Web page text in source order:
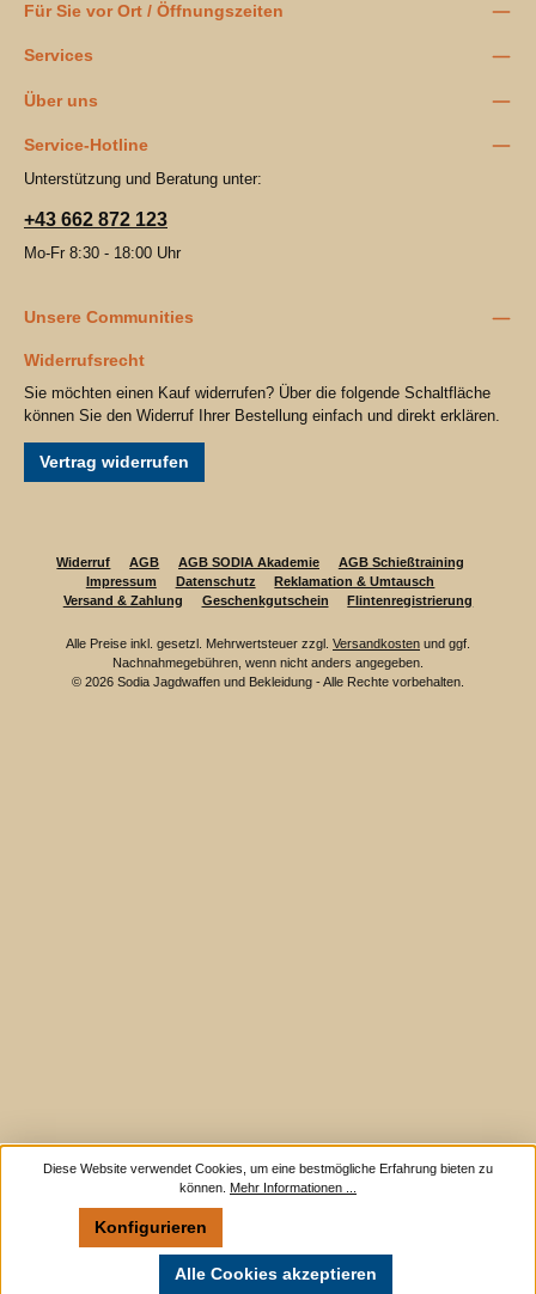
Für Sie vor Ort / Öffnungszeiten
Services
Über uns
Service-Hotline
Unterstützung und Beratung unter:
+43 662 872 123
Mo-Fr 8:30 - 18:00 Uhr
Unsere Communities
Widerrufsrecht
Sie möchten einen Kauf widerrufen? Über die folgende Schaltfläche
können Sie den Widerruf Ihrer Bestellung einfach und direkt erklären.
Vertrag widerrufen
Widerruf AGB AGB SODIA Akademie
AGB Schießtraining
Impressum
Datenschutz
Reklamation & Umtausch
Versand & Zahlung
Geschenkgutschein Flintenregistrierung
Alle Preise inkl. gesetzl. Mehrwertsteuer zzgl. Versandkosten und ggf.
Nachnahmegebühren, wenn nicht anders angegeben.
© 2026 Sodia Jagdwaffen und Bekleidung - Alle Rechte vorbehalten.
Diese Website verwendet Cookies, um eine bestmögliche Erfahrung bieten zu
können. Mehr Informationen ...
Konfigurieren
Alle Cookies akzeptieren